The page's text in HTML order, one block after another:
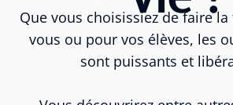
Que vous choisissiez de faire
vous ou pour vos élèves, les
sont puissants et